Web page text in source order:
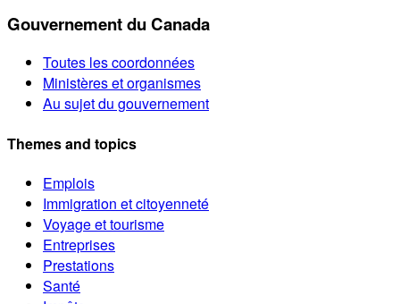
Gouvernement du Canada
Toutes les coordonnées
Ministères et organismes
Au sujet du gouvernement
Themes and topics
Emplois
Immigration et citoyenneté
Voyage et tourisme
Entreprises
Prestations
Santé